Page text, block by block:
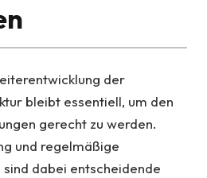
der
bleibt essentiell, um den
gerecht zu werden.
und regelmäßige
dabei entscheidende